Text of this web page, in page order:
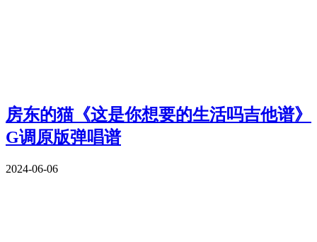
房东的猫《这是你想要的生活吗吉他谱》
G调原版弹唱谱
2024-06-06